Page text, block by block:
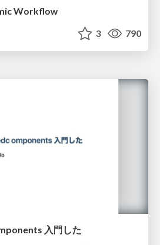
Workflow
3 790
入門した